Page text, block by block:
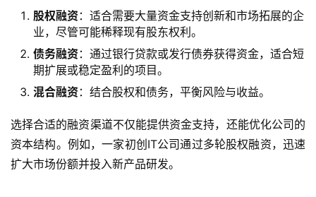
股权融资：适合需要大量资金支持创新和市场拓展的企
业，尽管可能稀释现有股东权利。
债务融资：通过银行贷款或发行债券获得资金，适合短
期扩展或稳定盈利的项目。
混合融资：结合股权和债务，平衡风险与收益。
选择合适的融资渠道不仅能提供资金支持，还能优化公司的
资本结构。例如，一家初创IT公司通过多轮股权融资，迅速
扩大市场份额并投入新产品研发。